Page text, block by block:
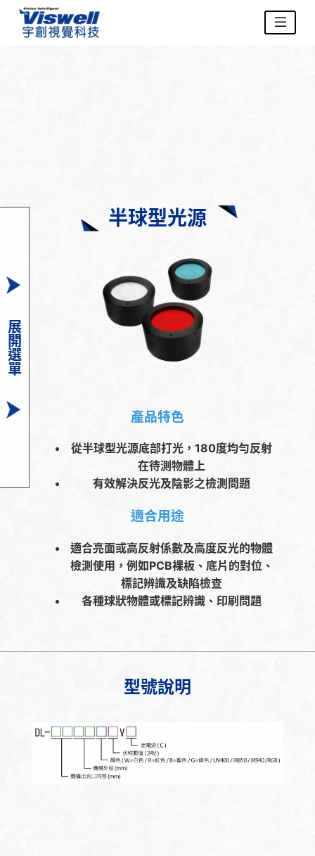
展開選單
半球型光源
產品特色
從半球型光源底部打光，180度均勻反射
在待測物體上
有效解決反光及陰影之檢測問題
適合用途
適合亮面或高反射係數及高度反光的物體
檢測使用，例如PCB裸板、底片的對位、
標記辨識及缺陷檢查
各種球狀物體或標記辨識、印刷問題
型號說明